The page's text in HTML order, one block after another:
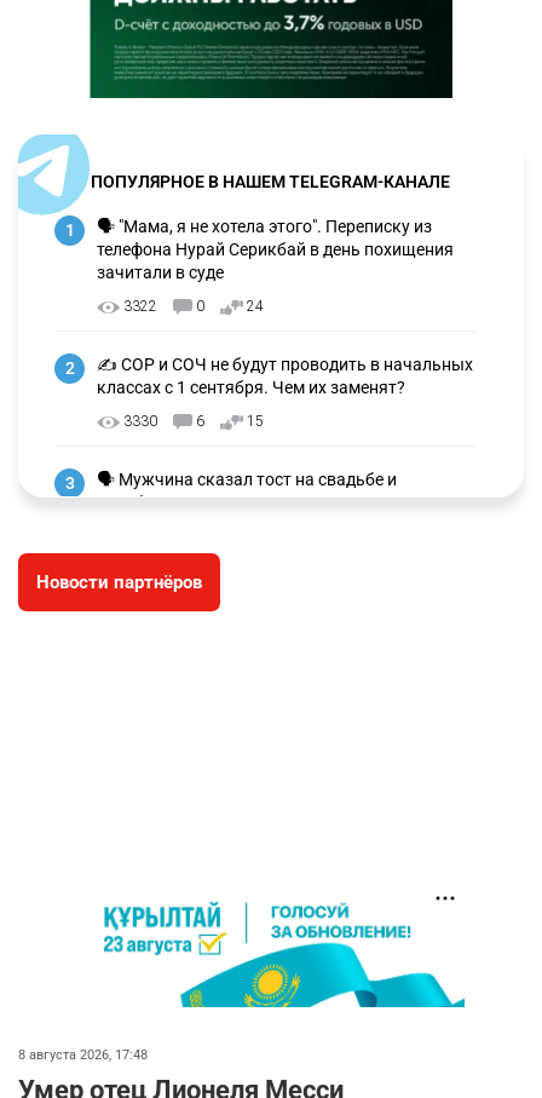
ПОПУЛЯРНОЕ В НАШЕМ TELEGRAM-КАНАЛЕ
1
🗣 "Мама, я не хотела этого". Переписку из
телефона Нурай Серикбай в день похищения
зачитали в суде
3322 0 24
2
✍️ СОР и СОЧ не будут проводить в начальных
классах с 1 сентября. Чем их заменят?
3330 6 15
3
🗣 Мужчина сказал тост на свадьбе и
заработал уголовное дело
🐏 Скота больше, а мясо дороже. Почему в
Казахстане продолжают расти цены на
2797 2
🇫🇷 Клуб ПСЖ объявил об открытии своей
футбольной академии в Астане
Новости партнёров
8 августа 2026, 17:48
Умер отец Лионеля Месси